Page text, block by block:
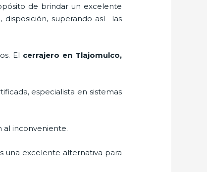
de brindar un excelente
disposición, superando así las
El cerrajero en Tlajomulco,
especialista en sistemas
al inconveniente.
una excelente alternativa para